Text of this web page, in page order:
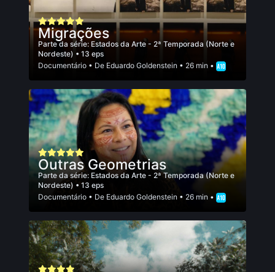
Migrações
Parte da série: Estados da Arte - 2ª Temporada (Norte e
Nordeste) • 13 eps
Documentário • De Eduardo Goldenstein • 26 min •
Outras Geometrias
Parte da série: Estados da Arte - 2ª Temporada (Norte e
Nordeste) • 13 eps
Documentário • De Eduardo Goldenstein • 26 min •